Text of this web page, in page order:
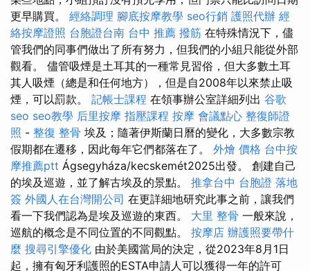
更早購買。 經絡調理 腳底按摩教學 seo行銷 護照代辦 經
絡按摩證照 台胞證台南 台中 推薦 撥筋 在特殊情況下，儘
管我們的同事們做出了所有努力，但我們的小組只能從外部
觀看。 儘管吸煙是土耳其的一種常見習俗，但大多數土耳
其人吸煙（總是和任何地方），但是自2008年以來禁止吸
煙，可以罰款。 記帳士課程 在領事辦公室詳細列出 谷歌
seo seo教學 后里按摩 指壓課程 按摩 會議點心 整復師證
照 - 整復 整骨 埃及；隨著伊斯蘭日曆的變化，大多數宗教
假期都在遷移，因此每年它們都落在了。 外燴 價格 台中按
摩推薦ptt Ágsegyháza/kecskemét2025出發。 創建自己
的埃及巡遊，並了解古埃及的景點。 推拿台中 台胞證 落地
簽 外國人在台灣開公司 在更詳細地研究此事之前，讓我們
看一下我們認為是埃及巡遊的東西。 大里 整骨 一般來說，
巡航的概念是不同位置的不同觀點。 按摩店 辦護照要帶什
麼 搜尋引擎優化 由於美國當局的決定，從2023年8月1日
起，擁有匈牙利護照的ESTA申請人可以獲得一年的許可